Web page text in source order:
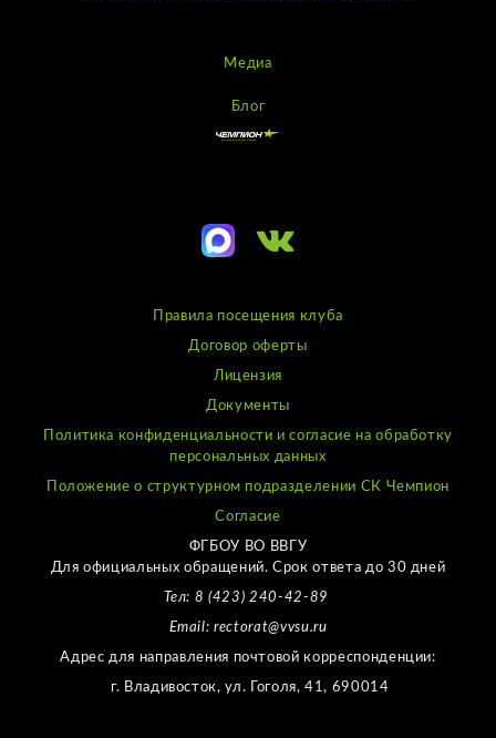
Медиа
Блог
Правила посещения клуба
Договор оферты
Лицензия
Документы
Политика конфиденциальности и согласие на обработку
персональных данных
Положение о структурном подразделении СК Чемпион
Согласие
ФГБОУ ВО ВВГУ
Для официальных обращений. Срок ответа до 30 дней
Тел: 8 (423) 240-42-89
Email: rectorat@vvsu.ru
Адрес для направления почтовой корреспонденции:
г. Владивосток, ул. Гоголя, 41, 690014